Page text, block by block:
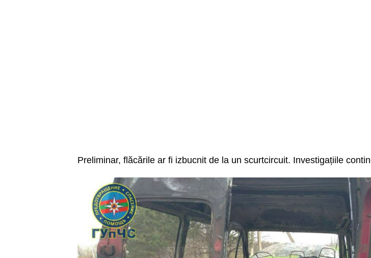
Preliminar, flăcările ar fi izbucnit de la un scurtcircuit. Investigațiile